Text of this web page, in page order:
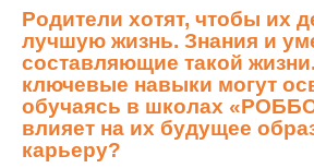
Родители хотят, чтобы их
лучшую жизнь. Знания и
составляющие такой
ключевые навыки могут
обучаясь в школах
влияет на их будущее
карьеру?